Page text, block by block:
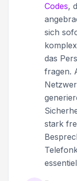
Codes,
sich
das
fragen.
stark